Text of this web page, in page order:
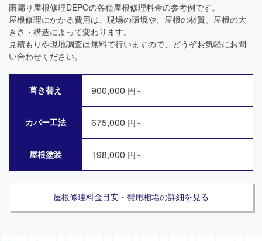
雨漏り屋根修理DEPOの各種屋根修理料金の参考例です。
屋根修理にかかる費用は、現場の環境や、屋根の材質、屋根の大
きさ・構造によって変わります。
見積もりや現地調査は無料で行いますので、どうぞお気軽にお問
い合わせください。
葺き替え 900,000 円～
カバー工法 675,000 円～
屋根塗装 198,000 円～
屋根修理料金目安・費用相場の詳細を見る